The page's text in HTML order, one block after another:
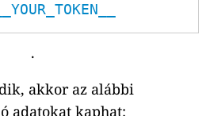
.
akkor az alábbi
adatokat kaphat: